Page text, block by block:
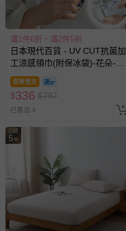
滿1件6折，滿2件5折
日本現代百貨 - UV CUT抗菌加
工涼感領巾(附保冰袋)-花朵-海
軍藍
即將售完
$336 $797
已售出 4
回饋
5 %